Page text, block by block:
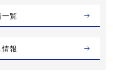
一覧
情報